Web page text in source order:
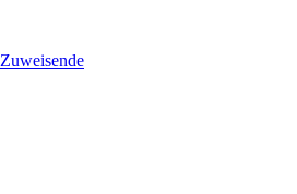
Zuweisende